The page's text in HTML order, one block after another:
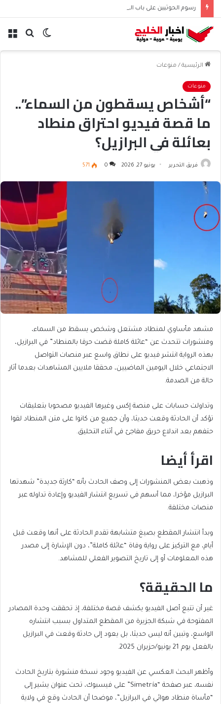
رسوم الحوثيين على باب المندب تعيد حسابات مخاطر الملاحة
بحث الوضع
الرئيسية / منوعات
منوعات
“أشخاص يسقطون من السماء”..
ما قصة فيديو احتراق منطاد
بعائلة في البرازيل؟
فريق التحرير يونيو 27, 2026 0
571
مشهد مأساوي لمنطاد مشتعل وشخص يسقط من السماء،
ومنشورات تتحدث عن “عائلة كاملة قضت حرقا بالمنطاد” في البرازيل،
بهذه الرواية انتشر فيديو على نطاق واسع عبر منصات التواصل
الاجتماعي خلال اليومين الماضيين، محققا ملايين المشاهدات بعدما أثار
حالة من الصدمة.
وتداولت حسابات على منصة إكس وغيرها الفيديو مصحوبا بتعليقات
تؤكد أن الحادثة وقعت حديثا، وأن جميع من كانوا على متن المنطاد لقوا
حتفهم بعد اندلاع حريق مفاجئ في أثناء التحليق.
اقرأ أيضا
list
of
2
end
of
list
وذهبت بعض المنشورات إلى وصف الحادث بأنه “كارثة جديدة” شهدتها
البرازيل مؤخرا، مما أسهم في تسريع انتشار الفيديو وإعادة تداوله عبر
منصات مختلفة.
وبدأ انتشار المقطع بصيغ متشابهة تقدم الحادثة على أنها وقعت قبل
أيام، مع التركيز على رواية وفاة “عائلة كاملة”، دون الإشارة إلى مصدر
هذه المعلومات أو إلى تاريخ التصوير الفعلي للمشاهد.
ما الحقيقة؟
غير أن تتبع أصل الفيديو يكشف قصة مختلفة، إذ تحققت وحدة المصادر
المفتوحة في شبكة الجزيرة من المقطع المتداول بسبب انتشاره
الواسع، وتبين أنه ليس حديثا، بل يعود إلى حادثة وقعت في البرازيل
بالفعل يوم 21 يونيو/حزيران 2025.
وأظهر البحث العكسي عن الفيديو وجود نسخة منشورة بتاريخ الحادث
نفسه، عبر صفحة “Simetría” على فيسبوك، تحت عنوان يشير إلى
“مأساة منطاد هوائي في البرازيل”، موضحا أن الحادث وقع في ولاية